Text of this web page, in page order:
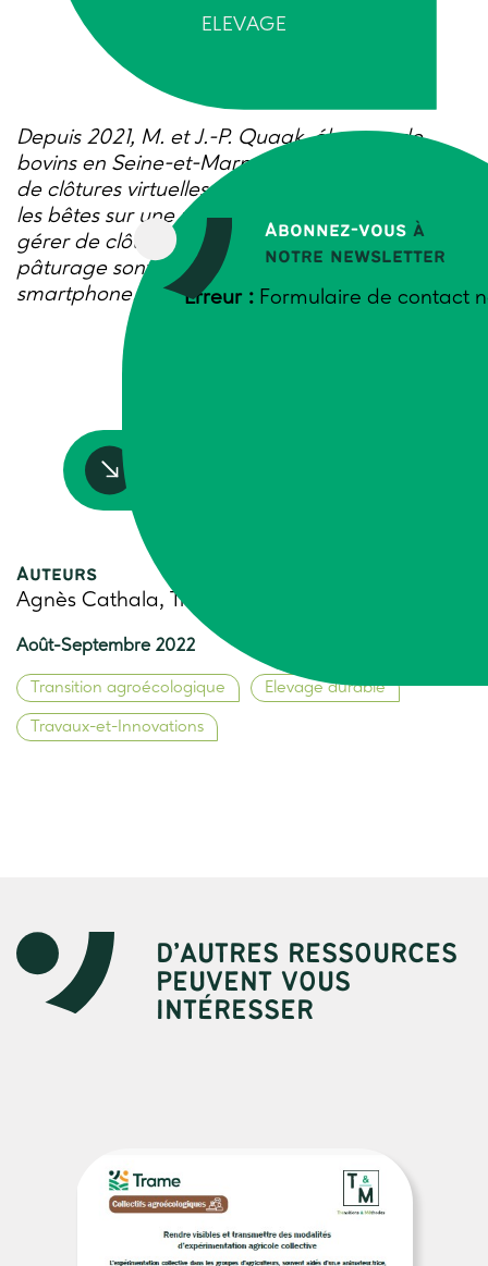
Abonnez-vous à
notre newsletter
Erreur : Formulaire de contact
ELEVAGE
Depuis 2021, M. et J.-P. Quaak, éleveurs de
bovins en Seine-et-Marne, testent un système
de clôtures virtuelles. Il permet de positionner
les bêtes sur une zone donnée, sans avoir à
gérer de clôtures physiques. Les aires de
pâturage sont définies grâce à une application
smartphone.
Auteurs
Agnès Cathala, Trame
Août-Septembre 2022
Transition agroécologique Elevage durable
Travaux-et-Innovations
D’AUTRES RESSOURCES
PEUVENT VOUS
INTÉRESSER